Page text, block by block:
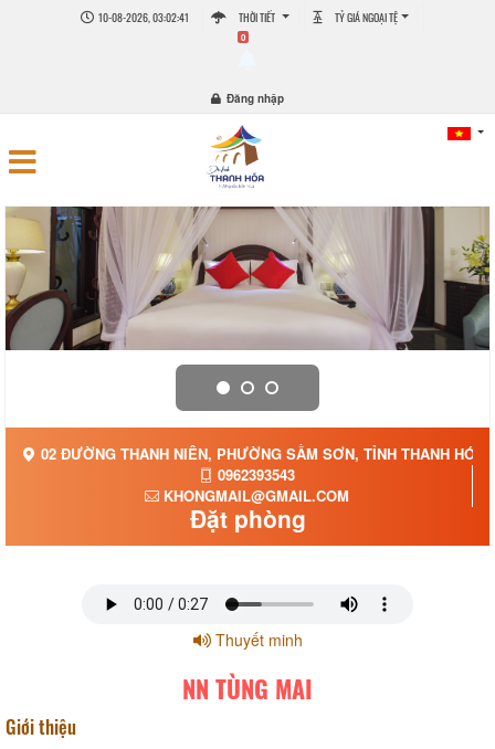
10-08-2026, 03:02:43 THỜI TIẾT TỶ GIÁ NGOẠI TỆ
0
Đăng nhập
02 ĐƯỜNG THANH NIÊN, PHƯỜNG SẦM SƠN, TỈNH THANH HÓA
0962393543
KHONGMAIL@GMAIL.COM
Đặt phòng
Thuyết minh
NN TÙNG MAI
Giới thiệu